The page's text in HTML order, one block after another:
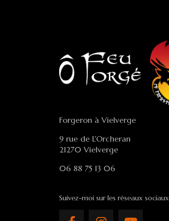
Forgeron à Vielverge
9 rue de L'Orcheran
21270 Vielverge
06 88 75 13 06
Suivez-moi sur les réseaux sociaux